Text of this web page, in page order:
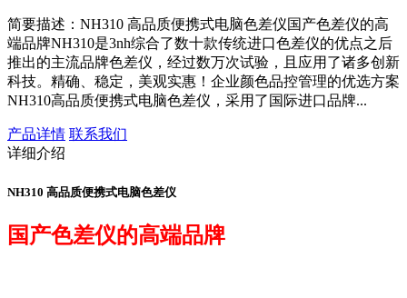
简要描述： NH310 高品质便携式电脑色差仪国产色差仪的高
端品牌NH310是3nh综合了数十款传统进口色差仪的优点之后
推出的主流品牌色差仪，经过数万次试验，且应用了诸多创新
科技。精确、稳定，美观实惠！企业颜色品控管理的优选方案
NH310高品质便携式电脑色差仪，采用了国际进口品牌...
产品详情 联系我们
详细介绍
NH310 高品质便携式电脑色差仪
国产色差仪的高端品牌